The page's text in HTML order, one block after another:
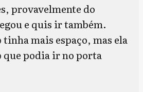
provavelmente do
e quis ir também.
tinha mais espaço, mas ela
podia ir no porta